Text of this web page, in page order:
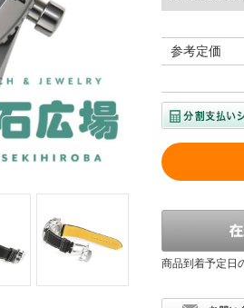
参考定価
商品到着予定日